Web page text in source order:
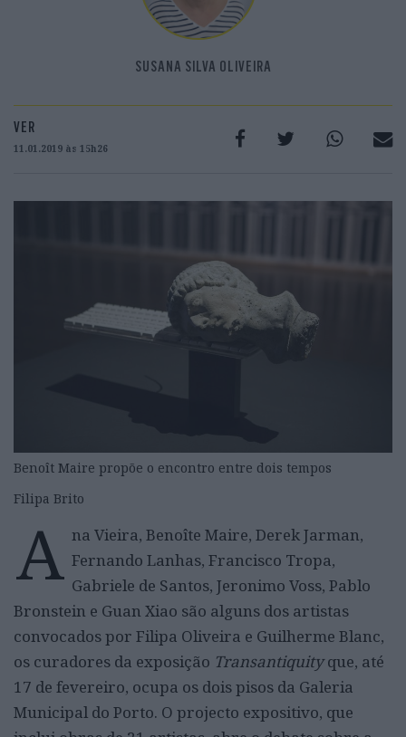
SUSANA SILVA OLIVEIRA
VER
11.01.2019 às 15h26
Benoît Maire propõe o encontro entre dois tempos
Filipa Brito
A na Vieira, Benoîte Maire, Derek Jarman,
Fernando Lanhas, Francisco Tropa,
Gabriele de Santos, Jeronimo Voss, Pablo
Bronstein e Guan Xiao são alguns dos artistas
convocados por Filipa Oliveira e Guilherme Blanc,
os curadores da exposição Transantiquityque, até
17 de fevereiro, ocupa os dois pisos da Galeria
Municipal do Porto. O projecto expositivo, que